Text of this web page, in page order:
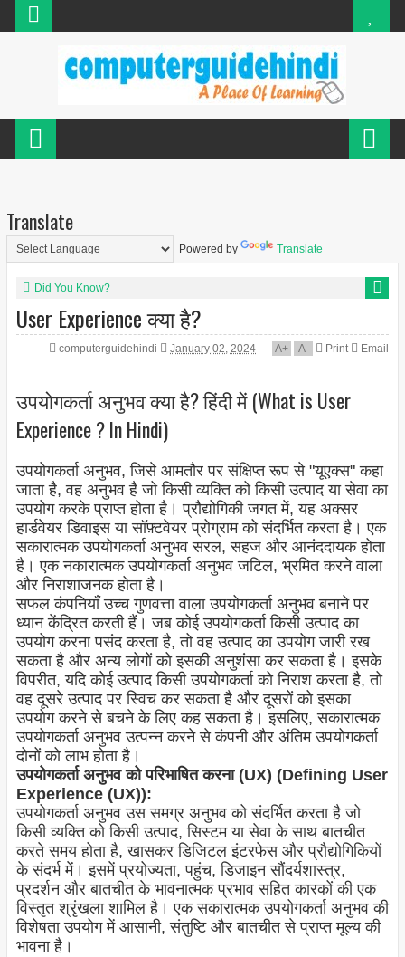
Translate
Powered by Translate
Did You Know?
User Experience क्या है?
computerguidehindi January 02, 2024 A+ A- Print Email
उपयोगकर्ता अनुभव क्या है? हिंदी में (What is User
Experience ? In Hindi)
उपयोगकर्ता अनुभव, जिसे आमतौर पर संक्षिप्त रूप से "यूएक्स" कहा
जाता है, वह अनुभव है जो किसी व्यक्ति को किसी उत्पाद या सेवा का
उपयोग करके प्राप्त होता है। प्रौद्योगिकी जगत में, यह अक्सर
हार्डवेयर डिवाइस या सॉफ़्टवेयर प्रोग्राम को संदर्भित करता है। एक
सकारात्मक उपयोगकर्ता अनुभव सरल, सहज और आनंददायक होता
है। एक नकारात्मक उपयोगकर्ता अनुभव जटिल, भ्रमित करने वाला
और निराशाजनक होता है।
सफल कंपनियाँ उच्च गुणवत्ता वाला उपयोगकर्ता अनुभव बनाने पर
ध्यान केंद्रित करती हैं। जब कोई उपयोगकर्ता किसी उत्पाद का
उपयोग करना पसंद करता है, तो वह उत्पाद का उपयोग जारी रख
सकता है और अन्य लोगों को इसकी अनुशंसा कर सकता है। इसके
विपरीत, यदि कोई उत्पाद किसी उपयोगकर्ता को निराश करता है, तो
वह दूसरे उत्पाद पर स्विच कर सकता है और दूसरों को इसका
उपयोग करने से बचने के लिए कह सकता है। इसलिए, सकारात्मक
उपयोगकर्ता अनुभव उत्पन्न करने से कंपनी और अंतिम उपयोगकर्ता
दोनों को लाभ होता है।
उपयोगकर्ता अनुभव को परिभाषित करना (UX) (Defining User
Experience (UX)):
उपयोगकर्ता अनुभव उस समग्र अनुभव को संदर्भित करता है जो
किसी व्यक्ति को किसी उत्पाद, सिस्टम या सेवा के साथ बातचीत
करते समय होता है, खासकर डिजिटल इंटरफेस और प्रौद्योगिकियों
के संदर्भ में। इसमें प्रयोज्यता, पहुंच, डिजाइन सौंदर्यशास्त्र,
प्रदर्शन और बातचीत के भावनात्मक प्रभाव सहित कारकों की एक
विस्तृत श्रृंखला शामिल है। एक सकारात्मक उपयोगकर्ता अनुभव की
विशेषता उपयोग में आसानी, संतुष्टि और बातचीत से प्राप्त मूल्य की
भावना है।